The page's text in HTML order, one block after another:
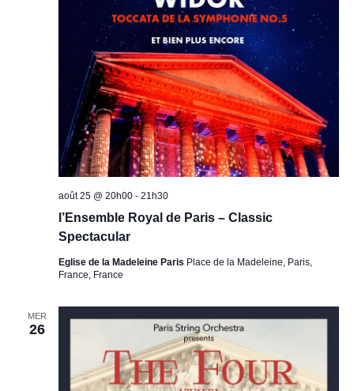
l’Ensemble Royal de Paris – Classic
Spectacular
août 25 @ 20h00- 21h30
Eglise de la Madeleine Paris Place de la Madeleine, Paris,
France, France
MER
26